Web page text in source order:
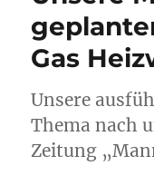
Gas
Unsere
Thema nach
Zeitung